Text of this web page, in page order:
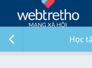
Học